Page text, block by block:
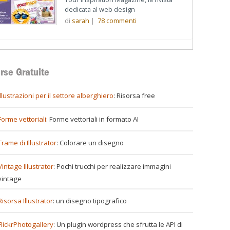
dedicata al web design
di sarah | 78commenti
Gratuite
per il settore alberghiero: Risorsa free
vettoriali: Forme vettoriali in formato AI
di Illustrator: Colorare un disegno
Illustrator: Pochi trucchi per realizzare immagini
Illustrator: un disegno tipografico
: Un plugin wordpress che sfrutta le API di